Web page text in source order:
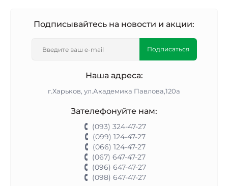
Подписывайтесь на новости и акции:
Подписаться
Наша адреса:
г.Харьков, ул.Академика Павлова,120а
Зателефонуйте нам:
(093) 324-47-27
(099) 124-47-27
(066) 124-47-27
(067) 647-47-27
(096) 647-47-27
(098) 647-47-27